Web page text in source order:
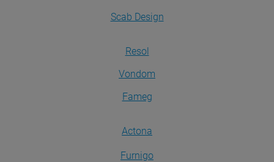
Scab Design
Resol
Vondom
Fameg
Actona
Furnigo